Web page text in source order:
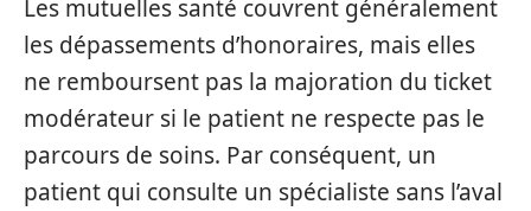
Les mutuelles santé couvrent généralement
les dépassements d’honoraires, mais elles
ne remboursent pas la majoration du ticket
modérateur si le patient ne respecte pas le
parcours de soins. Par conséquent, un
patient qui consulte un spécialiste sans l’aval